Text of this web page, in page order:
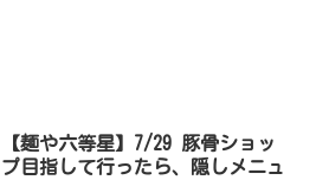
【麺や六等星】7/29 豚骨ショッ
プ目指して行ったら、隠しメニュ